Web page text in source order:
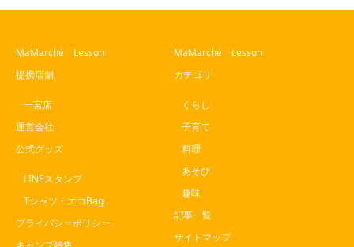
MaMarché Lesson
提携店舗
一宮店
運営会社
公式グッズ
LINEスタンプ
Tシャツ・エコBag
プライバシーポリシー
MaMarché Lesson
カテゴリ
くらし
子育て
料理
あそび
趣味
記事一覧
サイトマップ